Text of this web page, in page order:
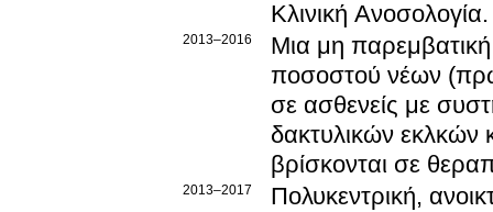
Κλινική Ανοσολογία.
2013–2016
Μια μη
ποσοστού νέων
σε ασθενείς με
δακτυλικών εκλκών
βρίσκονται σε
2013–2017
Πολυκεντρική,